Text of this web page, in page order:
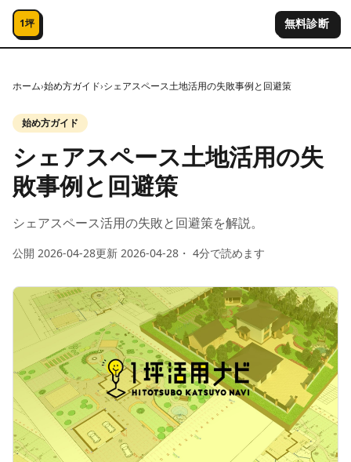
コンテンツへスキップ
1坪 無料診断
ホーム›始め方ガイド›シェアスペース土地活用の失敗事例と回避策
始め方ガイド
シェアスペース土地活用の失
敗事例と回避策
シェアスペース活用の失敗と回避策を解説。
公開 2026-04-28更新 2026-04-28 ・ 4分で読めます